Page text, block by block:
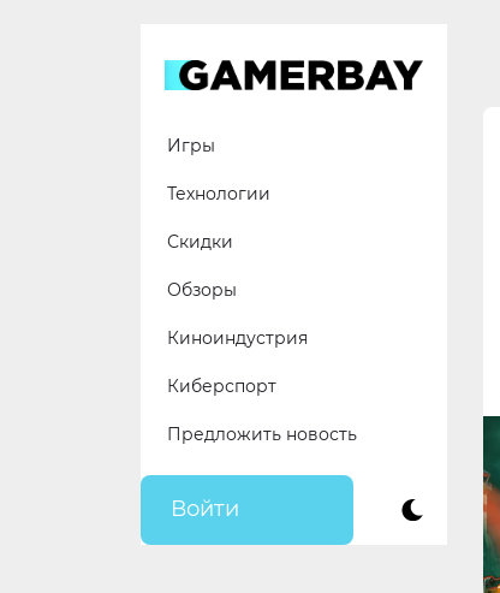
Игры
Технологии
Скидки
Обзоры
Киноиндустрия
Киберспорт
Предложить новость
Войти